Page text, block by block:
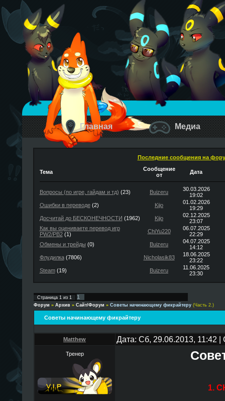
Главная Медиа
Последние сообщения на
Тема
Сообщение
от
Дата
Вопросы (по игре, гайдам и тд) (23) Buizeru
30.03.2026
19:02
Ошибки в переводе(2) Kijo
01.02.2026
19:29
Досчитай до БЕСКОНЕЧНОСТИ (1962) Kijo
02.12.2025
23:07
Как вы оцениваете перевод игр
PW2/PB2(1) ChiYu220
06.07.2025
22:29
Обмены и трейды (0) Buizeru
04.07.2025
14:12
Флудилка(7806) Nicholasik83
18.06.2025
23:22
Steam(19) Buizeru
11.06.2025
23:30
Страница 1из 1 1
Форум » Архив » Сайт/Форум » Советы начинающему фикрайтеру (Часть 2.)
Советы начинающему фикрайтеру
Matthew Дата: Сб, 29.06.2013, 11:42
Тренер
1.